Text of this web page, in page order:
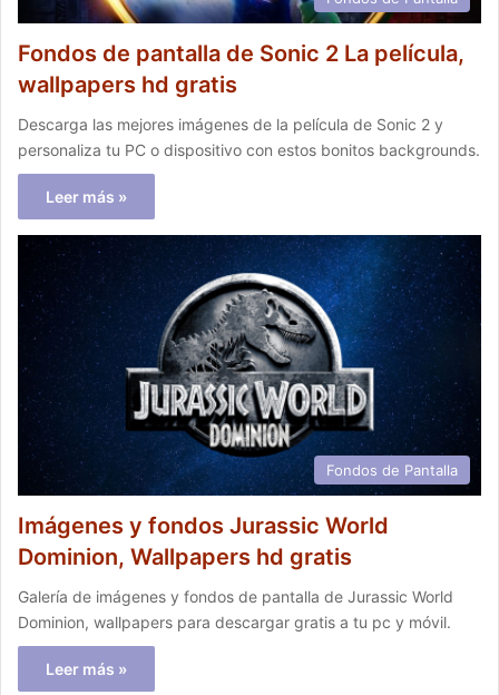
Fondos de pantalla de Sonic 2 La película,
wallpapers hd gratis
Descarga las mejores imágenes de la película de Sonic 2 y
personaliza tu PC o dispositivo con estos bonitos backgrounds.
Leer más »
Fondos de Pantalla
Imágenes y fondos Jurassic World
Dominion, Wallpapers hd gratis
Galería de imágenes y fondos de pantalla de Jurassic World
Dominion, wallpapers para descargar gratis a tu pc y móvil.
Leer más »